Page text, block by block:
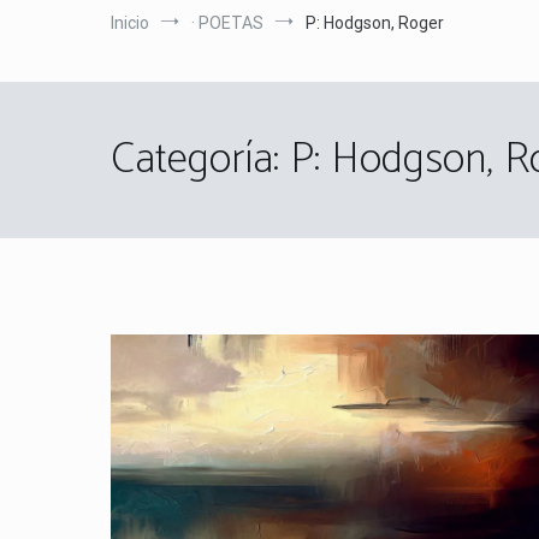
Inicio · POETAS P: Hodgson, Roger
Categoría: P: Hodgson,